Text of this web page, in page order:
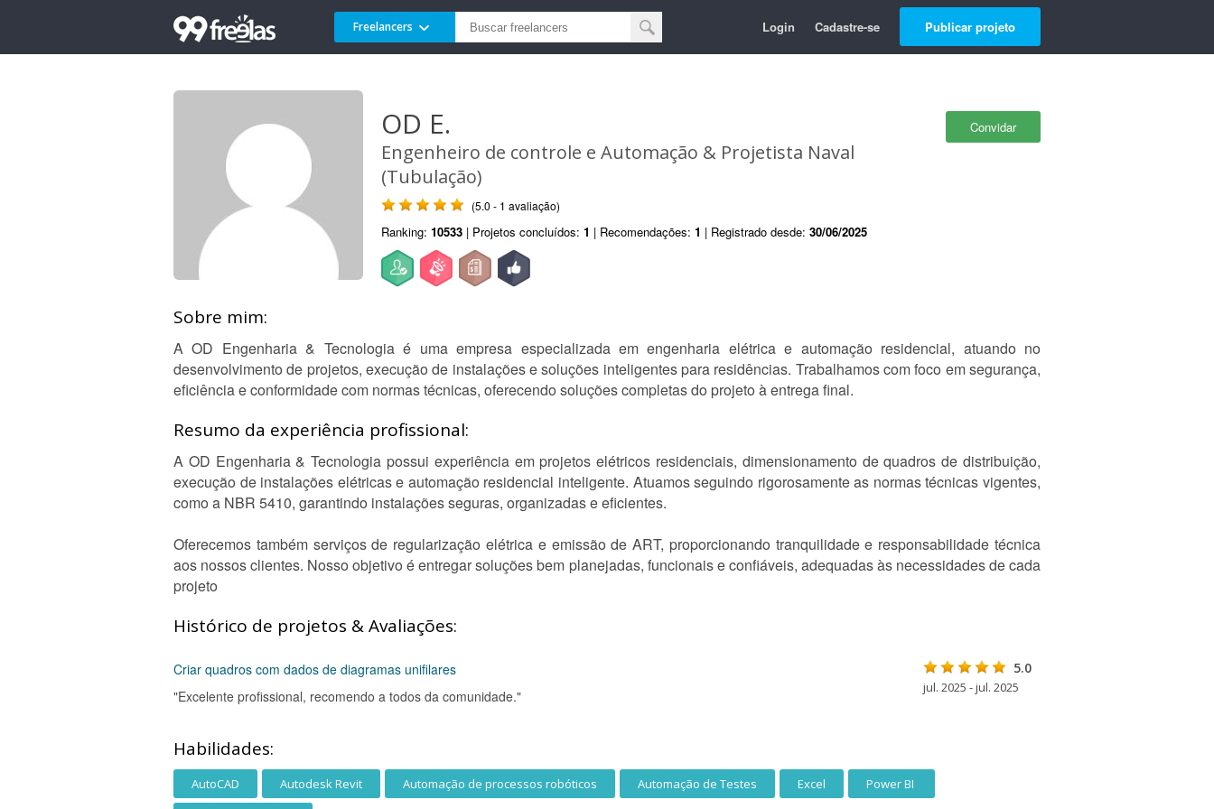
Freelancers Login Cadastre-se Publicar projeto
Convidar
OD E.
Engenheiro de controle e Automação & Projetista Naval
(Tubulação)
(5.0 - 1 avaliação)
Ranking: 10533 | Projetos concluídos: 1 | Recomendações: 1 | Registrado desde: 30/06/2025
Sobre mim:
A OD Engenharia & Tecnologia é uma empresa especializada em engenharia elétrica e automação residencial, atuando no
desenvolvimento de projetos, execução de instalações e soluções inteligentes para residências. Trabalhamos com foco em segurança,
eficiência e conformidade com normas técnicas, oferecendo soluções completas do projeto à entrega final.
Resumo da experiência profissional:
A OD Engenharia & Tecnologia possui experiência em projetos elétricos residenciais, dimensionamento de quadros de distribuição,
execução de instalações elétricas e automação residencial inteligente. Atuamos seguindo rigorosamente as normas técnicas vigentes,
como a NBR 5410, garantindo instalações seguras, organizadas e eficientes.
Oferecemos também serviços de regularização elétrica e emissão de ART, proporcionando tranquilidade e responsabilidade técnica
aos nossos clientes. Nosso objetivo é entregar soluções bem planejadas, funcionais e confiáveis, adequadas às necessidades de cada
projeto
Histórico de projetos & Avaliações:
Criar quadros com dados de diagramas unifilares
"Excelente profissional, recomendo a todos da comunidade."
5.0
jul. 2025 - jul. 2025
Habilidades:
AutoCAD Autodesk Revit Automação de processos robóticos Automação de Testes Excel Power BI